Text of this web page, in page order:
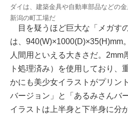
ダイは、建築金具や自動車部品などの
新潟の町工場だ
目を疑うほど巨大な「メガす
は、940(W)×1000(D)×35(H)mm
人間用といえる大きさだ。2mm
ト処理済み）を使用しており、
かにも美少女イラストがプリン
バージョン」と「あるみさんバ
イラストは上半身と下半身に分